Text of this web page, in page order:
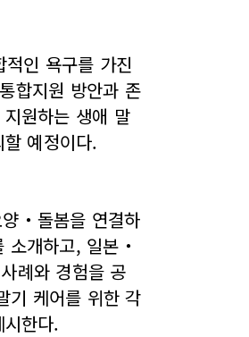
인 욕구를 가진
합지원 방안과 존
원하는 생애 말
예정이다.
‧돌봄을 연결하
소개하고, 일본‧
례와 경험을 공
기 케어를 위한 각
한다.